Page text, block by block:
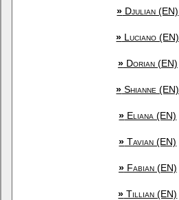
» Djulian (EN)
» Luciano (EN)
»Dorian (EN)
» Shianne (EN)
» Eliana (EN)
» Tavian (EN)
»Fabian (EN)
» Tillian (EN)